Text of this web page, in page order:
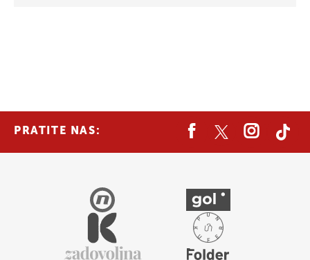
PRATITE NAS: